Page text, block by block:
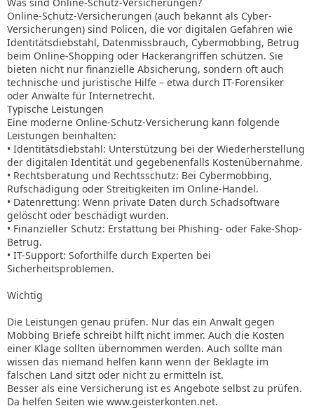
Online-Schutz-Versicherungen (auch bekannt als Cyber-
Versicherungen) sind Policen, die vor digitalen Gefahren wie
Identitätsdiebstahl, Datenmissbrauch, Cybermobbing, Betrug
beim Online-Shopping oder Hackerangriffen schützen. Sie
bieten nicht nur finanzielle Absicherung, sondern oft auch
technische und juristische Hilfe – etwa durch IT-Forensiker
oder Anwälte für Internetrecht.
Typische Leistungen
Eine moderne Online-Schutz-Versicherung kann folgende
Leistungen beinhalten:
• Identitätsdiebstahl: Unterstützung bei der Wiederherstellung
der digitalen Identität und gegebenenfalls Kostenübernahme.
• Rechtsberatung und Rechtsschutz: Bei Cybermobbing,
Rufschädigung oder Streitigkeiten im Online-Handel.
• Datenrettung: Wenn private Daten durch Schadsoftware
gelöscht oder beschädigt wurden.
• Finanzieller Schutz: Erstattung bei Phishing- oder Fake-Shop-
Betrug.
• IT-Support: Soforthilfe durch Experten bei
Sicherheitsproblemen.
Wichtig
Die Leistungen genau prüfen. Nur das ein Anwalt gegen
Mobbing Briefe schreibt hilft nicht immer. Auch die Kosten
einer Klage sollten übernommen werden. Auch sollte man
wissen das niemand helfen kann wenn der Beklagte im
falschen Land sitzt oder nicht zu ermitteln ist.
Besser als eine Versicherung ist es Angebote selbst zu prüfen.
Da helfen Seiten wie www.geisterkonten.net.